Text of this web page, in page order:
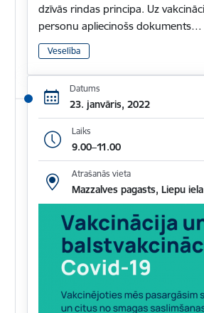
dzīvās rindas principa. Uz
personu apliecinošs dokuments…
Veselība
Datums
23. janvāris, 2022
Laiks
9.00–11.00
Atrašanās vieta
Mazzalves pagasts, Liepu